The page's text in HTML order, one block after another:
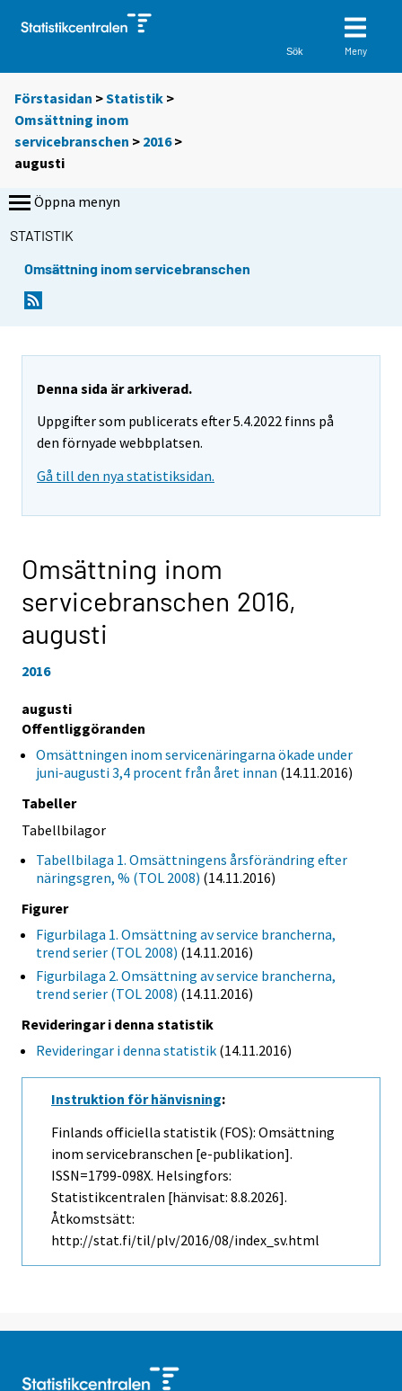
Sök Meny
Förstasidan >Statistik >
Omsättning inom
servicebranschen > 2016>
augusti
Öppna menyn
STATISTIK
Omsättning inom servicebranschen
Denna sida är arkiverad.
Uppgifter som publicerats efter 5.4.2022 finns på
den förnyade webbplatsen.
Gå till den nya statistiksidan.
Omsättning inom
servicebranschen 2016,
augusti
2016
augusti
Offentliggöranden
Omsättningen inom servicenäringarna ökade under
juni-augusti 3,4 procent från året innan (14.11.2016)
Tabeller
Tabellbilagor
Tabellbilaga 1. Omsättningens årsförändring efter
näringsgren, % (TOL 2008) (14.11.2016)
Figurer
Figurbilaga 1. Omsättning av service brancherna,
trend serier (TOL 2008) (14.11.2016)
Figurbilaga 2. Omsättning av service brancherna,
trend serier (TOL 2008) (14.11.2016)
Revideringar i denna statistik
Revideringar i denna statistik (14.11.2016)
Instruktion för hänvisning:
Finlands officiella statistik (FOS): Omsättning
inom servicebranschen [e-publikation].
ISSN=1799-098X. Helsingfors:
Statistikcentralen [hänvisat: 8.8.2026].
Åtkomstsätt:
http://stat.fi/til/plv/2016/08/index_sv.html